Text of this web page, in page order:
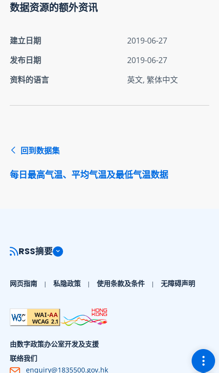
数据资源的额外资讯
建立日期
2019-06-27
发布日期
2019-06-27
资料的语言
英文, 繁体中文
回到数据集
每日最高气温、平均气温及最低气温数据
切
RSS摘要
网页指南 私隐政策 使用条款及条件 无障碍声明
由数字政策办公室开发及支援
联络我们
enquiry@1835500.gov.hk